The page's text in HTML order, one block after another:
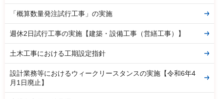
「概算数量発注試行工事」の実施
週休2日試行工事の実施【建築・設備工事（営繕工事）】
土木工事における工期設定指針
設計業務等におけるウィークリースタンスの実施【令和6年4
月1日廃止】